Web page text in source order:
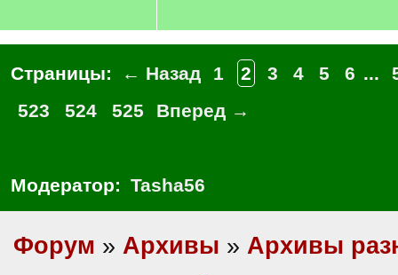
Страницы: ← Назад 1 2 3 4 5 6 ...
523
524 525 Вперед →
Модератор: Tasha56
Форум » Архивы » Архивы